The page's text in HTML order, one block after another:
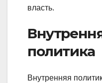
власть.
политика
Внутренняя